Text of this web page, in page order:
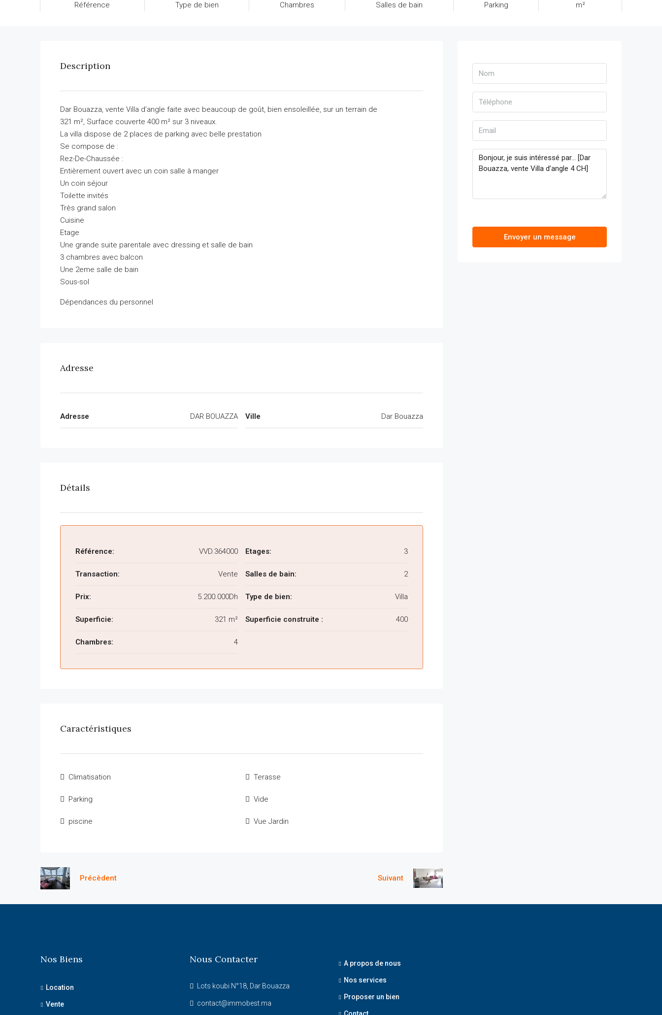
Référence
Type de bien
Chambres
Salles de bain
Parking
m²
Description
Dar Bouazza, vente Villa d’angle faite avec beaucoup de goût, bien ensoleillée, sur un terrain de
321 m², Surface couverte 400 m² sur 3 niveaux.
La villa dispose de 2 places de parking avec belle prestation
Se compose de :
Rez-De-Chaussée :
Entièrement ouvert avec un coin salle à manger
Un coin séjour
Toilette invités
Très grand salon
Cuisine
Etage
Une grande suite parentale avec dressing et salle de bain
3 chambres avec balcon
Une 2eme salle de bain
Sous-sol
Dépendances du personnel
Adresse
Adresse DAR BOUAZZA Ville Dar Bouazza
Détails
Référence: VVD.364000
Transaction: Vente
Prix: 5.200.000Dh
Superficie: 321 m²
Chambres: 4
Etages: 3
Salles de bain: 2
Type de bien: Villa
Superficie construite : 400
Caractéristiques
Climatisation
Parking
piscine
Terasse
Vide
Vue Jardin
Précèdent Suivant
Envoyer un message
Nos Biens
Location
Vente
Nous Contacter
Lots koubi N°18, Dar Bouazza
contact@immobest.ma
A propos de nous
Nos services
Proposer un bien